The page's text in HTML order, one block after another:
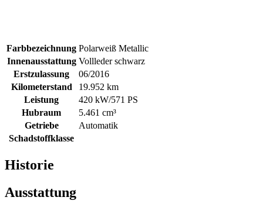
Farbbezeichnung Polarweiß Metallic
Innenausstattung Vollleder schwarz
Erstzulassung
06/2016
Kilometerstand
19.952 km
Leistung
420 kW/571 PS
Hubraum
5.461 cm³
Getriebe
Automatik
Schadstoffklasse
Historie
Ausstattung